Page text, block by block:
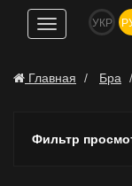
Показать
навигацию
УКР
Главная Бра
Фильтр